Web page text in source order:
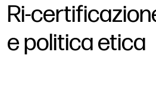
Ri-
e politica etica